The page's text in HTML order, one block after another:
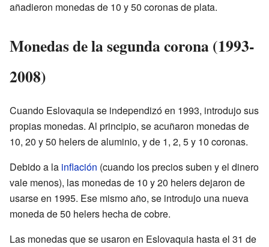
añadieron monedas de 10 y 50 coronas de plata.
Monedas de la segunda corona (1993-
2008)
Cuando Eslovaquia se independizó en 1993, introdujo sus
propias monedas. Al principio, se acuñaron monedas de
10, 20 y 50 helers de aluminio, y de 1, 2, 5 y 10 coronas.
Debido a la inflación (cuando los precios suben y el dinero
vale menos), las monedas de 10 y 20 helers dejaron de
usarse en 1995. Ese mismo año, se introdujo una nueva
moneda de 50 helers hecha de cobre.
Las monedas que se usaron en Eslovaquia hasta el 31 de